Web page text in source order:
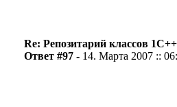
Re: Репозитарий классов
Ответ #97 - 14. Марта 2007 ::